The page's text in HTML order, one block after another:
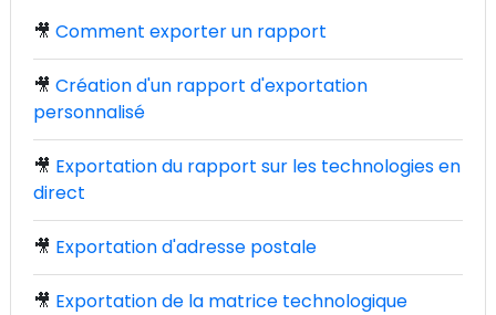
🎥 Comment exporter un rapport
🎥 Création d'un rapport d'exportation
personnalisé
🎥 Exportation du rapport sur les technologies en
direct
🎥 Exportation d'adresse postale
🎥 Exportation de la matrice technologique